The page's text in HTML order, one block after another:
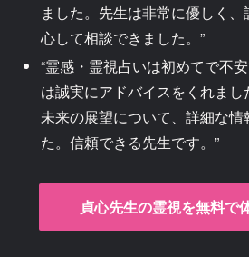
ました。先生は非常に優しく
心して相談できました。”
“霊感・霊視占いは初めてで不
は誠実にアドバイスをくれま
未来の展望について、詳細な
た。信頼できる先生です。”
貞心先生の霊視を無料で